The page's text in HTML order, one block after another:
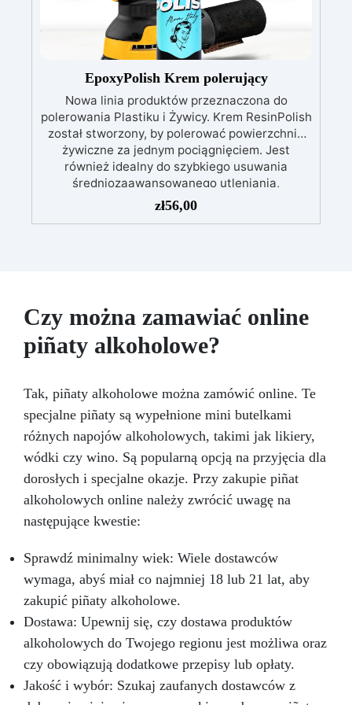
przygotowanej stali.
Zgodność i
bezpieczeństwo: Zgodna z Rozporządzeniem
UE nr 305/2011 – Rozporządzeniem UE nr
574/2014 – Oznakowanie CE zgodnie z normą
EN 1504-2 oraz odpowiednią Deklaracją
Właściwości Użytkowych (DoP).
EpoxyPolish Krem polerujący
Nowa linia produktów przeznaczona do
polerowania Plastiku i Żywicy. Krem ResinPolish
został stworzony, by polerować powierzchnie
żywiczne za jednym pociągnięciem. Jest
również idealny do szybkiego usuwania
średniozaawansowanego utleniania,
delikatnych zadrapań, skaz i innych drobnych
defektów na żywicznej powierzchni. Ten krem
więcej trudności.
zł56,00
Czy można zamawiać online
piñaty alkoholowe?
Tak, piñaty alkoholowe można zamówić online. Te
specjalne piñaty są wypełnione mini butelkami
różnych napojów alkoholowych, takimi jak likiery,
wódki czy wino. Są popularną opcją na przyjęcia dla
dorosłych i specjalne okazje. Przy zakupie piñat
alkoholowych online należy zwrócić uwagę na
następujące kwestie:
Sprawdź minimalny wiek: Wiele dostawców
wymaga, abyś miał co najmniej 18 lub 21 lat, aby
zakupić piñaty alkoholowe.
Dostawa: Upewnij się, czy dostawa produktów
alkoholowych do Twojego regionu jest możliwa oraz
czy obowiązują dodatkowe przepisy lub opłaty.
Jakość i wybór: Szukaj zaufanych dostawców z